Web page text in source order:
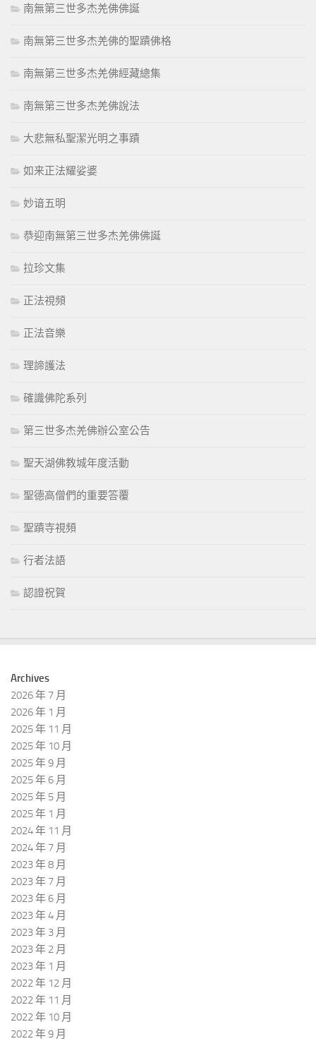
南無第三世多杰羌佛佛誕
南無第三世多杰羌佛的聖蹟佛格
南無第三世多杰羌佛經藏總集
南無第三世多杰羌佛說法
大悲無私聖潔光明之事蹟
如来正法耀娑婆
妙谙五明
恭迎南無第三世多杰羌佛佛誕
拉珍文集
正法視頻
正法音樂
理諦護法
確識佛陀系列
第三世多杰羌佛辦公室公告
聖天湖佛教城年度活動
聖德高僧們的重要答覆
聖蹟寺視頻
行者法語
認證祝賀
Archives
2026 年 7 月
2026 年 1 月
2025 年 11 月
2025 年 10 月
2025 年 9 月
2025 年 6 月
2025 年 5 月
2025 年 1 月
2024 年 11 月
2024 年 7 月
2023 年 8 月
2023 年 7 月
2023 年 6 月
2023 年 4 月
2023 年 3 月
2023 年 2 月
2023 年 1 月
2022 年 12 月
2022 年 11 月
2022 年 10 月
2022 年 9 月